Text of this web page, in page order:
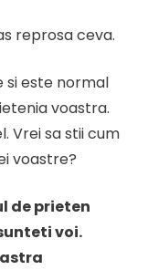
reprosa ceva.
si este normal
voastra.
Vrei sa stii cum
voastre?
de prieten
voi.